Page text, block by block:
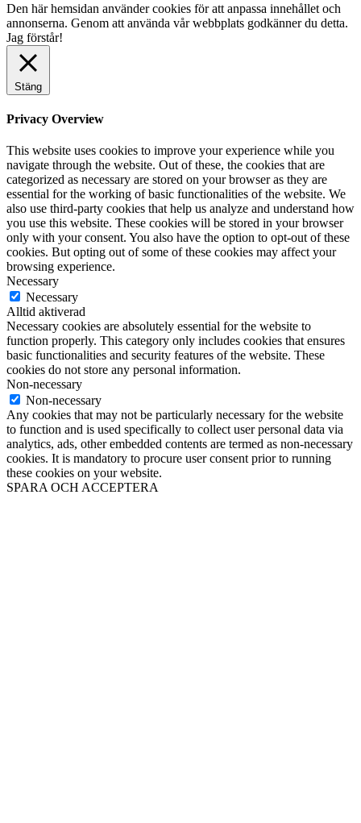
Den här hemsidan använder cookies för att anpassa innehållet och
annonserna. Genom att använda vår webbplats godkänner du detta.
Jag förstår!
Stäng
Privacy Overview
This website uses cookies to improve your experience while you
navigate through the website. Out of these, the cookies that are
categorized as necessary are stored on your browser as they are
essential for the working of basic functionalities of the website. We
also use third-party cookies that help us analyze and understand how
you use this website. These cookies will be stored in your browser
only with your consent. You also have the option to opt-out of these
cookies. But opting out of some of these cookies may affect your
browsing experience.
Necessary
Necessary
Alltid aktiverad
Necessary cookies are absolutely essential for the website to
function properly. This category only includes cookies that ensures
basic functionalities and security features of the website. These
cookies do not store any personal information.
Non-necessary
Non-necessary
Any cookies that may not be particularly necessary for the website
to function and is used specifically to collect user personal data via
analytics, ads, other embedded contents are termed as non-necessary
cookies. It is mandatory to procure user consent prior to running
these cookies on your website.
SPARA OCH ACCEPTERA